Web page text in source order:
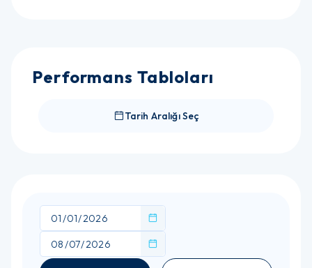
Performans Tabloları
Tarih Aralığı Seç